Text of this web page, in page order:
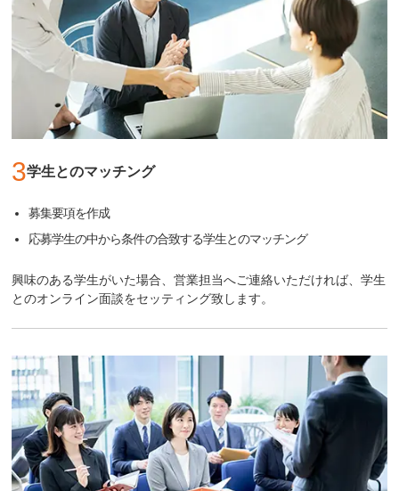
3学生とのマッチング
募集要項を作成
応募学生の中から条件の合致する学生とのマッチング
興味のある学生がいた場合、営業担当へご連絡いただければ、学生
とのオンライン面談をセッティング致します。